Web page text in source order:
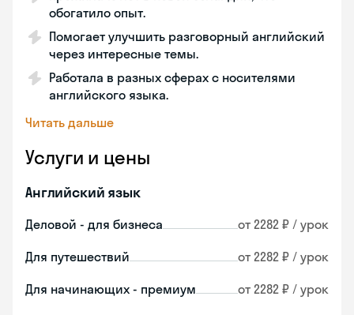
обогатило опыт.
Помогает улучшить разговорный английский
через интересные темы.
Работала в разных сферах с носителями
английского языка.
Читать дальше
Услуги и цены
Английский язык
Деловой - для бизнеса от 2282 ₽ / урок
Для путешествий от 2282 ₽ / урок
Для начинающих - премиум от 2282 ₽ / урок